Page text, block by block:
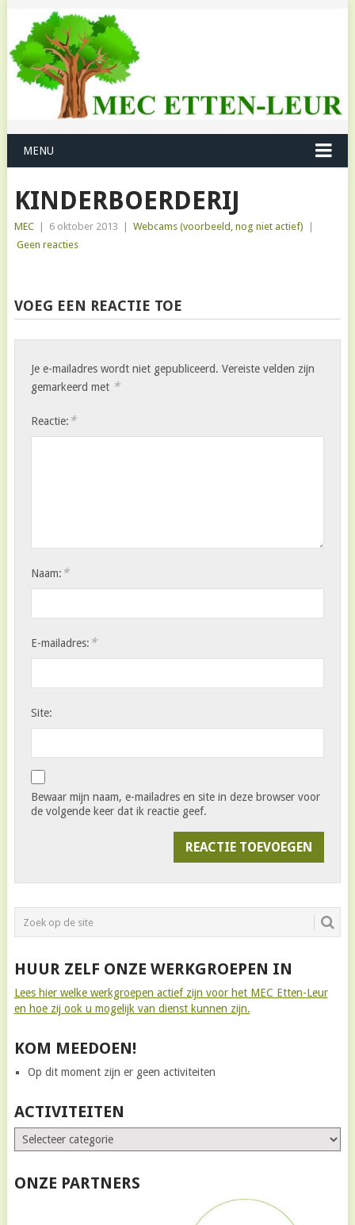
MENU
KINDERBOERDERIJ
MEC 6 oktober 2013 Webcams (voorbeeld, nog niet actief)
Geen reacties
VOEG EEN REACTIE TOE
Je e-mailadres wordt niet gepubliceerd. Vereiste velden zijn
gemarkeerd met *
Reactie: *
Naam: *
E-mailadres: *
Site:
Bewaar mijn naam, e-mailadres en site in deze browser voor
de volgende keer dat ik reactie geef.
HUUR ZELF ONZE WERKGROEPEN IN
Lees hier welke werkgroepen actief zijn voor het MEC Etten-Leur
en hoe zij ook u mogelijk van dienst kunnen zijn.
KOM MEEDOEN!
Op dit moment zijn er geen activiteiten
ACTIVITEITEN
ONZE PARTNERS